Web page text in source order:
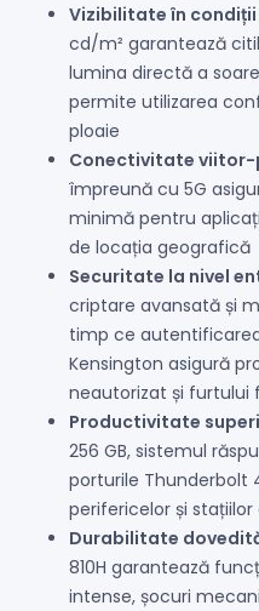
Vizibilitate în
cd/m² garantează
lumina directă a
permite utilizarea
ploaie
Conectivitate
împreună cu 5G
minimă pentru
de locația geografică
Securitate la nivel
criptare avansată și
timp ce
Kensington asigură
neautorizat și furtului
Productivitate
256 GB, sistemul
porturile Thunderbolt
perifericelor și
Durabilitate
810H garantează
intense, șocuri